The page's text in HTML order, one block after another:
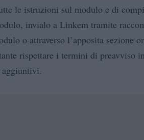
le istruzioni sul modulo e di
invialo a Linkem tramite
o attraverso l’apposita sezione
rispettare i termini di preavviso